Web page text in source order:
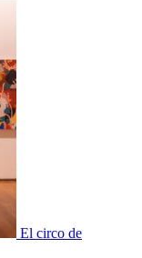
El circo de